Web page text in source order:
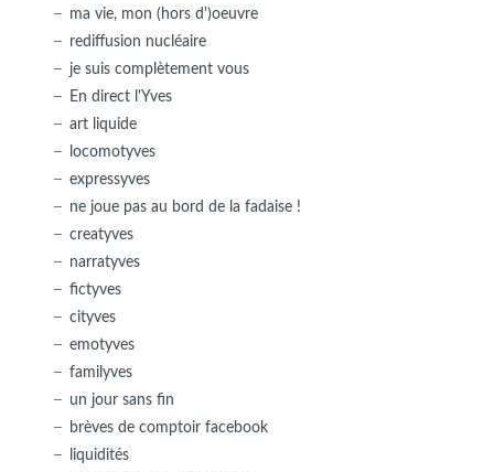
ma vie, mon (hors d')oeuvre
rediffusion nucléaire
je suis complètement vous
En direct l'Yves
art liquide
locomotyves
expressyves
ne joue pas au bord de la fadaise !
creatyves
narratyves
fictyves
cityves
emotyves
familyves
un jour sans fin
brèves de comptoir facebook
liquidités